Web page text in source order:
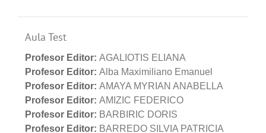
Aula Test
Profesor Editor: AGALIOTIS ELIANA
Profesor Editor: Alba Maximiliano Emanuel
Profesor Editor: AMAYA MYRIAN ANABELLA
Profesor Editor: AMIZIC FEDERICO
Profesor Editor: BARBIRIC DORIS
Profesor Editor: BARREDO SILVIA PATRICIA